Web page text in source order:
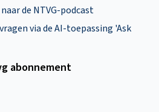
de NTVG-podcast
via de AI-toepassing 'Ask
abonnement